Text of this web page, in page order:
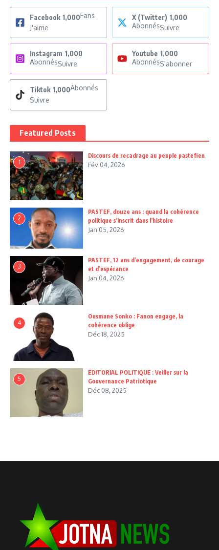
Facebook 1,000Fans
J'aime
X (Twitter) 1,000
AbonnésSuivre
Instagram 1,000
AbonnésSuivre
Youtube 1,000
AbonnésS'abonner
Tiktok 1,000Abonnés
Suivre
Featured Posts
1
Discours de recadrage au peuple pastefien
Fév 04, 2026
2
PASTEF, douze ans : quand la cohérence
politique s’inscrit dans l’histoire
Jan 05, 2026
3
PASTEF, 12 ans d’engagement, de courage
et d’espérance
Jan 04, 2026
4
Ousmane Sonko : Fanon engage, la
cohérence oblige
Déc 18, 2025
5
ÉDITORIAL POLITIQUE : Veiller sur la
Gouvernance Patriotique
Déc 08, 2025